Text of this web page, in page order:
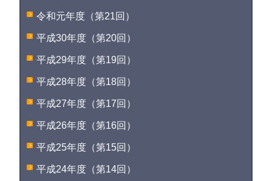
令和元年度（第21回）
平成30年度（第20回）
平成29年度（第19回）
平成28年度（第18回）
平成27年度（第17回）
平成26年度（第16回）
平成25年度（第15回）
平成24年度（第14回）